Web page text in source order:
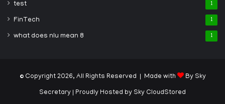
test 1
FinTech 1
what does nlu mean 8 1
© Copyright 2026, All Rights Reserved | Made with By Sky
Secretary | Proudly Hosted by Sky CloudStored